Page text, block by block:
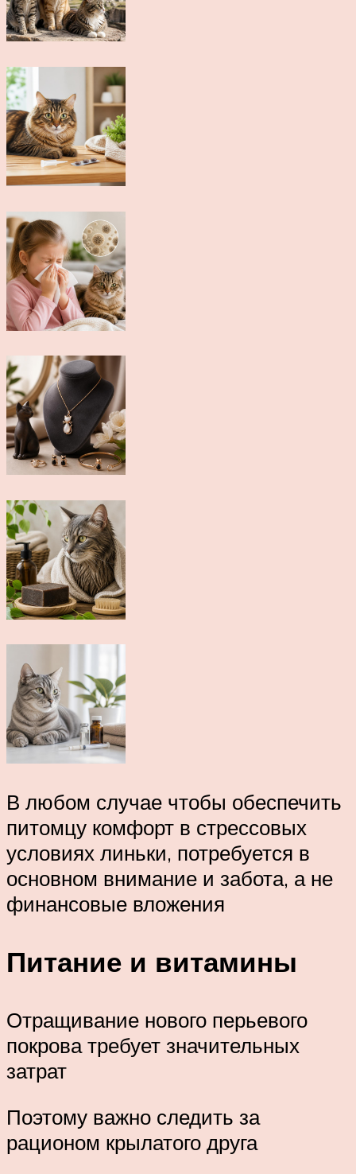
В любом случае чтобы обеспечить
питомцу комфорт в стрессовых
условиях линьки, потребуется в
основном внимание и забота, а не
финансовые вложения
Питание и витамины
Отращивание нового перьевого
покрова требует значительных
затрат
Поэтому важно следить за
рационом крылатого друга